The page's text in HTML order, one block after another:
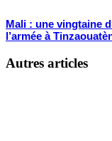
Mali : une vingtaine
l’armée à
Autres articles